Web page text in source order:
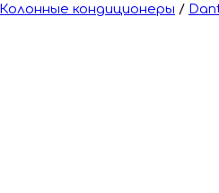
Колонные кондиционеры /